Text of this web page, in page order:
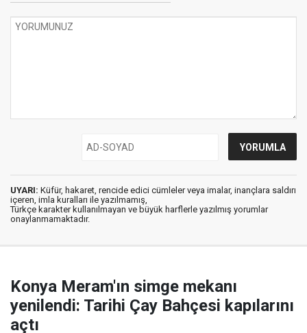
UYARI: Küfür, hakaret, rencide edici cümleler veya imalar, inançlara saldırı
içeren, imla kuralları ile yazılmamış,
Türkçe karakter kullanılmayan ve büyük harflerle yazılmış yorumlar
onaylanmamaktadır.
Konya Meram'ın simge mekanı
yenilendi: Tarihi Çay Bahçesi kapılarını
açtı